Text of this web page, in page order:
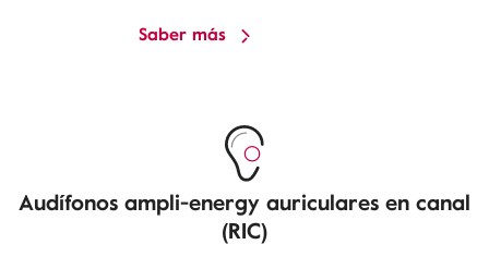
Saber más
Audífonos ampli-energy auriculares en canal
(RIC)